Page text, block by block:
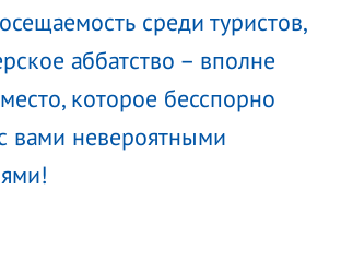
среди туристов,
аббатство – вполне
которое бесспорно
вами невероятными